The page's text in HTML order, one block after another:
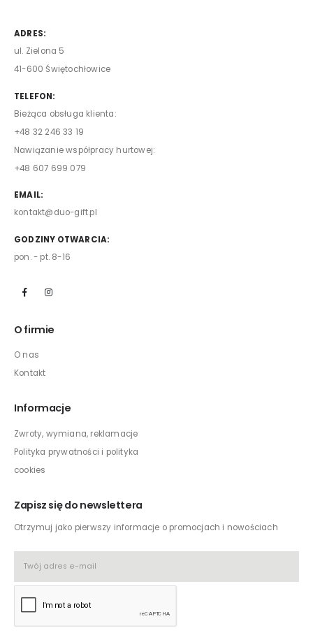
ADRES:
ul. Zielona 5
41-600 Świętochłowice
TELEFON:
Bieżąca obsługa klienta:
+48 32 246 33 19
Nawiązanie współpracy hurtowej:
+48 607 699 079
EMAIL:
kontakt@duo-gift.pl
GODZINY OTWARCIA:
pon. - pt. 8-16
O firmie
O nas
Kontakt
Informacje
Zwroty, wymiana, reklamacje
Polityka prywatności i polityka
cookies
Zapisz się do newslettera
Otrzymuj jako pierwszy informacje o promocjach i nowościach